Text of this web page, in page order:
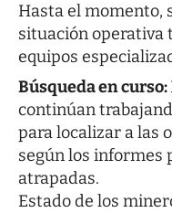
Hasta el momento,
situación operativa
equipos
Búsqueda en curso:
continúan
para localizar a las
según los informes
atrapadas.
Estado de los